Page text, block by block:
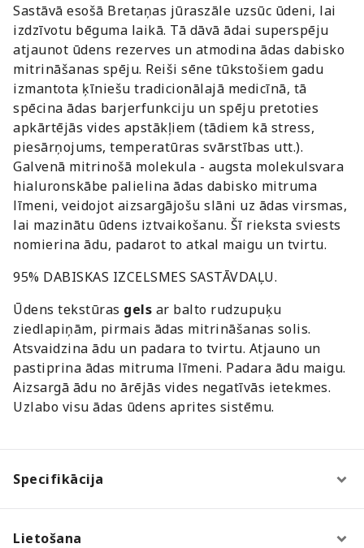
Sastāvā esošā Bretaņas jūraszāle uzsūc ūdeni, lai
izdzīvotu bēguma laikā. Tā dāvā ādai superspēju
atjaunot ūdens rezerves un atmodina ādas dabisko
mitrināšanas spēju. Reiši sēne tūkstošiem gadu
izmantota ķīniešu tradicionālajā medicīnā, tā
spēcina ādas barjerfunkciju un spēju pretoties
apkārtējās vides apstākļiem (tādiem kā stress,
piesārņojums, temperatūras svārstības utt.).
Galvenā mitrinošā molekula - augsta molekulsvara
hialuronskābe palielina ādas dabisko mitruma
līmeni, veidojot aizsargājošu slāni uz ādas virsmas,
lai mazinātu ūdens iztvaikošanu. Šī rieksta sviests
nomierina ādu, padarot to atkal maigu un tvirtu.
95% DABISKAS IZCELSMES SASTĀVDAĻU.
Ūdens tekstūras gels ar balto rudzupuķu
ziedlapiņām, pirmais ādas mitrināšanas solis.
Atsvaidzina ādu un padara to tvirtu. Atjauno un
pastiprina ādas mitruma līmeni. Padara ādu maigu.
Aizsargā ādu no ārējās vides negatīvās ietekmes.
Uzlabo visu ādas ūdens aprites sistēmu.
Specifikācija
Lietošana